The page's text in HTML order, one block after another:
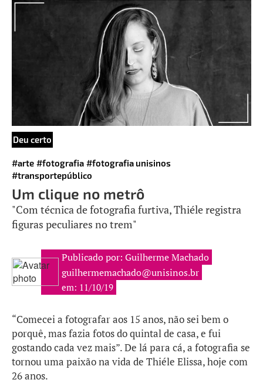
Deu certo
#arte #fotografia #fotografia unisinos
#transportepúblico
Um clique no metrô
"Com técnica de fotografia furtiva, Thiéle registra
figuras peculiares no trem"
Publicado por: Guilherme Machado
guilhermemachado@unisinos.br
em: 11/10/19
“Comecei a fotografar aos 15 anos, não sei bem o
porquê, mas fazia fotos do quintal de casa, e fui
gostando cada vez mais”. De lá para cá, a fotografia se
tornou uma paixão na vida de Thiéle Elissa, hoje com
26 anos.